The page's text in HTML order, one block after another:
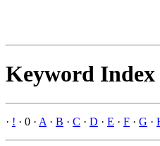
Keyword Index
· ! · 0 · A · B · C · D · E · F · G ·